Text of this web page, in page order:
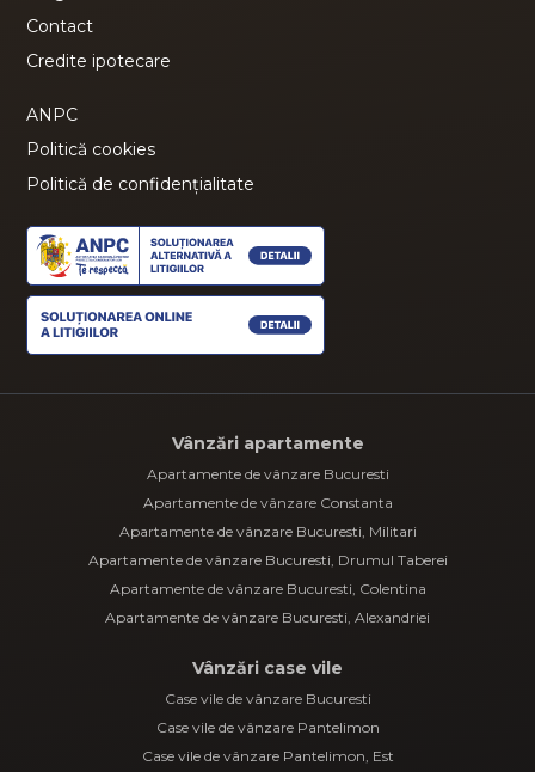
Contact
Credite ipotecare
ANPC
Politică cookies
Politică de confidențialitate
Vânzări apartamente
Apartamente de vânzare Bucuresti
Apartamente de vânzare Constanta
Apartamente de vânzare Bucuresti, Militari
Apartamente de vânzare Bucuresti, Drumul Taberei
Apartamente de vânzare Bucuresti, Colentina
Apartamente de vânzare Bucuresti, Alexandriei
Vânzări case vile
Case vile de vânzare Bucuresti
Case vile de vânzare Pantelimon
Case vile de vânzare Pantelimon, Est